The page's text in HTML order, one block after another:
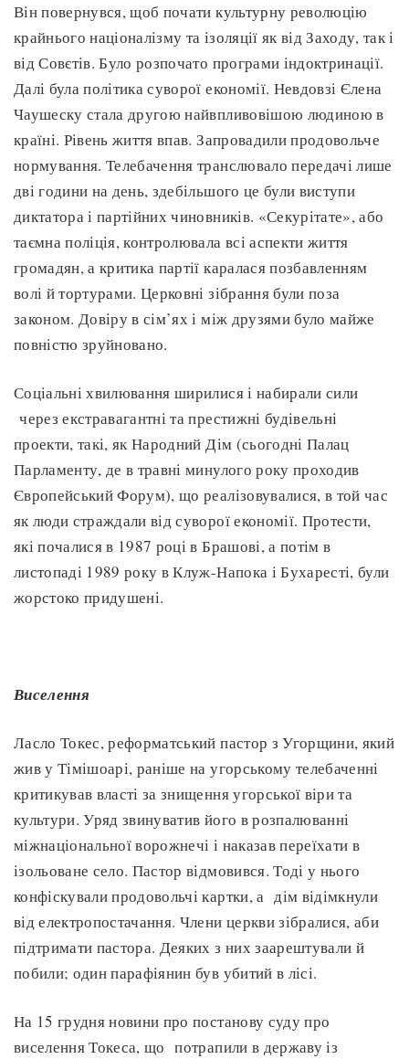
Він повернувся, щоб почати культурну революцію
крайнього націоналізму та ізоляції як від Заходу, так і
від Совєтів. Було розпочато програми індоктринації.
Далі була політика суворої економії. Невдовзі Єлена
Чаушеску стала другою найвпливовішою людиною в
країні. Рівень життя впав. Запровадили продовольче
нормування. Телебачення транслювало передачі лише
дві години на день, здебільшого це були виступи
диктатора і партійних чиновників. «Секурітате», або
таємна поліція, контролювала всі аспекти життя
громадян, а критика партії каралася позбавленням
волі й тортурами. Церковні зібрання були поза
законом. Довіру в сім’ях і між друзями було майже
повністю зруйновано.
Соціальні хвилювання ширилися і набирали сили
через екстравагантні та престижні будівельні
проекти, такі, як Народний Дім (сьогодні Палац
Парламенту, де в травні минулого року проходив
Європейський Форум), що реалізовувалися, в той час
як люди страждали від суворої економії. Протести,
які почалися в 1987 році в Брашові, а потім в
листопаді 1989 року в Клуж-Напока і Бухаресті, були
жорстоко придушені.
Виселення
Ласло Токес, реформатський пастор з Угорщини, який
жив у Тімішоарі, раніше на угорському телебаченні
критикував власті за знищення угорської віри та
культури. Уряд звинуватив його в розпалюванні
міжнаціональної ворожнечі і наказав переїхати в
ізольоване село. Пастор відмовився. Тоді у нього
конфіскували продовольчі картки, а дім відімкнули
від електропостачання. Члени церкви зібралися, аби
підтримати пастора. Деяких з них заарештували й
побили; один парафіянин був убитий в лісі.
На 15 грудня новини про постанову суду про
виселення Токеса, що потрапили в державу із